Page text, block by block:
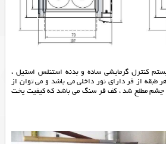
کنترل گرمایشی ساده و بدنه استنلس استیل ،
از فر دارای نور داخلی می باشد و می توان از
چشم مطلع شد ، کف فر سنگ می باشد که کیفیت پخت